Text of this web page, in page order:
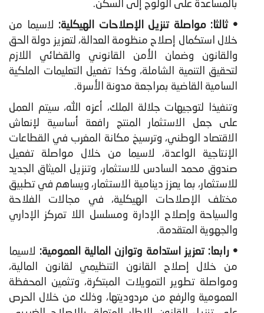
بالمساعدة على الولوج إلى السكن.
• ثالثا:مواصلة تنزيل الإصلاحات الهيكلية: لاسيما من
خلال استكمال إصلاح منظومة العدالة، لتعزيز دولة الحق
والقانون وضمان الأمن القانوني والقضائي اللازم
لتحقيق التنمية الشاملة، وكذا تفعيل التعليمات الملكية
السامية القاضية بمراجعة مدونة الأسرة.
وتنفيذا لتوجيهات جلالة الملك، أعزه الله، سيتم العمل
على جعل الاستثمار المنتج رافعة أساسية لإنعاش
الاقتصاد الوطني، وترسيخ مكانة المغرب في القطاعات
الإنتاجية الواعدة، لاسيما من خلال مواصلة تفعيل
صندوق محمد السادس للاستثمار، وتنزيل الميثاق الجديد
للاستثمار، بما يعزز دينامية الاستثمار، ويساهم في تطبيق
مختلف الإصلاحات الهيكلية، في مجالات الفلاحة
والسياحة وإصلاح الإدارة ومسلسل اللا تمركز الإداري
والجهوية المتقدمة.
• رابعا: تعزيز استدامة وتوازن المالية العمومية: لاسيما
من خلال إصلاح القانون التنظيمي لقانون المالية،
ومواصلة تطوير التمويلات المبتكرة، وتثمين المحفظة
العمومية والرفع من مردوديتها، وذلك من خلال الحرص